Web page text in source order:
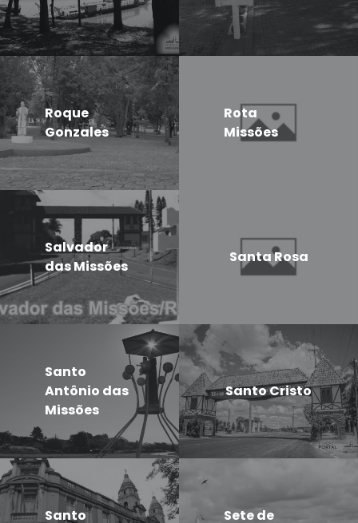
Roque
Gonzales
Rota
Missões
Salvador
das Missões
Santa Rosa
Santo
Antônio das
Missões
Santo Cristo
Santo
Sete de